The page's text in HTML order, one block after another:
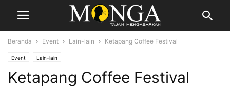
Beranda Event Lain-lain Ketapang Coffee Festival
Event Lain-lain
Ketapang Coffee Festival